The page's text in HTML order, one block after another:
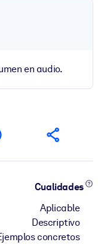
en audio.
Cualidades
Aplicable
Descriptivo
concretos